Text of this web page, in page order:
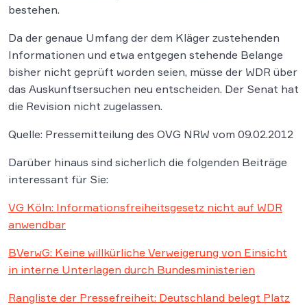
bestehen.
Da der genaue Umfang der dem Kläger zustehenden
Informationen und etwa entgegen stehende Belange
bisher nicht geprüft worden seien, müsse der WDR über
das Auskunftsersuchen neu entscheiden. Der Senat hat
die Revision nicht zugelassen.
Quelle: Pressemitteilung des OVG NRW vom 09.02.2012
Darüber hinaus sind sicherlich die folgenden Beiträge
interessant für Sie:
VG Köln: Informationsfreiheitsgesetz nicht auf WDR
anwendbar
BVerwG: Keine willkürliche Verweigerung von Einsicht
in interne Unterlagen durch Bundesministerien
Rangliste der Pressefreiheit: Deutschland belegt Platz